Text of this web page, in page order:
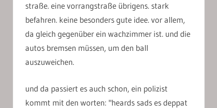
straße. eine vorrangstraße übrigens. stark
befahren. keine besonders gute idee. vor allem,
da gleich gegenüber ein wachzimmer ist. und die
autos bremsen müssen, um den ball
auszuweichen.
und da passiert es auch schon, ein polizist
kommt mit den worten: "heards sads es deppat